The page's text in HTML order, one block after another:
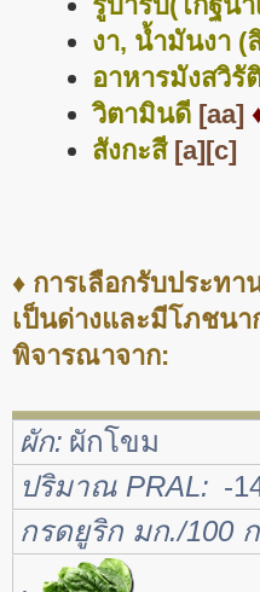
งา, น้ำมันงา (
อาหารมังสวิรั
วิตามินดี [aa]
สังกะสี [a] [c]
♦ การเลือกรับประท
เป็นด่างและมีโภชน
พิจารณาจาก:
ผัก ผักโขม
ปริมาณ PRAL
-
กรดยูริก มก./100